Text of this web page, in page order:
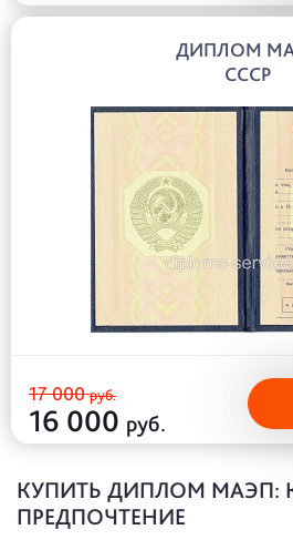
ДИПЛОМ
СССР
17 000руб.
16 000 руб.
КУПИТЬ ДИПЛОМ МАЭП:
ПРЕДПОЧТЕНИЕ